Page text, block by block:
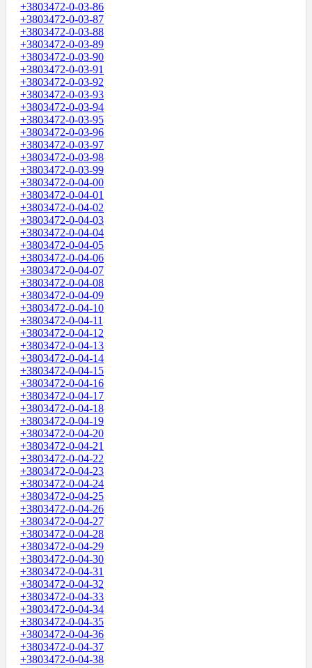
+3803472-0-03-86
+3803472-0-03-87
+3803472-0-03-88
+3803472-0-03-89
+3803472-0-03-90
+3803472-0-03-91
+3803472-0-03-92
+3803472-0-03-93
+3803472-0-03-94
+3803472-0-03-95
+3803472-0-03-96
+3803472-0-03-97
+3803472-0-03-98
+3803472-0-03-99
+3803472-0-04-00
+3803472-0-04-01
+3803472-0-04-02
+3803472-0-04-03
+3803472-0-04-04
+3803472-0-04-05
+3803472-0-04-06
+3803472-0-04-07
+3803472-0-04-08
+3803472-0-04-09
+3803472-0-04-10
+3803472-0-04-11
+3803472-0-04-12
+3803472-0-04-13
+3803472-0-04-14
+3803472-0-04-15
+3803472-0-04-16
+3803472-0-04-17
+3803472-0-04-18
+3803472-0-04-19
+3803472-0-04-20
+3803472-0-04-21
+3803472-0-04-22
+3803472-0-04-23
+3803472-0-04-24
+3803472-0-04-25
+3803472-0-04-26
+3803472-0-04-27
+3803472-0-04-28
+3803472-0-04-29
+3803472-0-04-30
+3803472-0-04-31
+3803472-0-04-32
+3803472-0-04-33
+3803472-0-04-34
+3803472-0-04-35
+3803472-0-04-36
+3803472-0-04-37
+3803472-0-04-38